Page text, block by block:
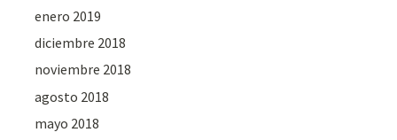
enero 2019
diciembre 2018
noviembre 2018
agosto 2018
mayo 2018